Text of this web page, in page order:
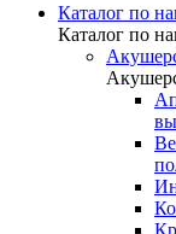
Каталог по
Каталог по